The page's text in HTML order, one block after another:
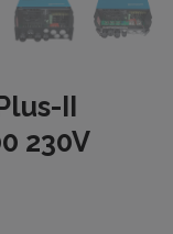
II
230V